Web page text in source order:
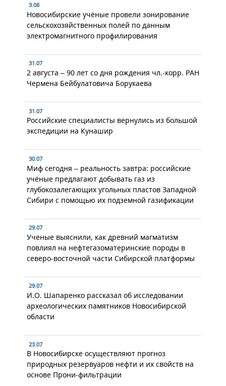
3.08
Новосибирские учёные провели зонирование
сельскохозяйственных полей по данным
электромагнитного профилирования
31.07
2 августа – 90 лет со дня рождения чл.-корр. РАН
Чермена Бейбулатовича Борукаева
31.07
Российские специалисты вернулись из большой
экспедиции на Кунашир
30.07
Миф сегодня – реальность завтра: российские
учёные предлагают добывать газ из
глубокозалегающих угольных пластов Западной
Сибири с помощью их подземной газификации
29.07
Ученые выяснили, как древний магматизм
повлиял на нефтегазоматеринские породы в
северо-восточной части Сибирской платформы
29.07
И.О. Шапаренко рассказал об исследовании
археологических памятников Новосибирской
области
23.07
В Новосибирске осуществляют прогноз
природных резервуаров нефти и их свойств на
основе Прони-фильтрации